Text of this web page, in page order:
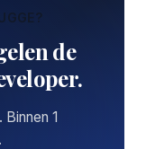
de
1